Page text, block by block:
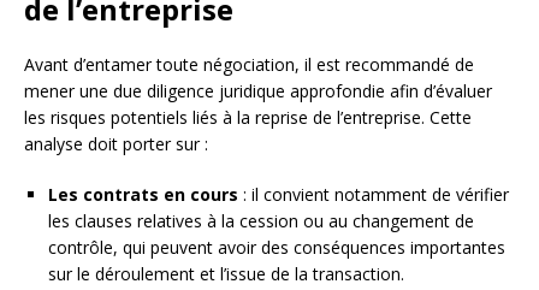
de l’entreprise
Avant d’entamer toute négociation, il est recommandé de
mener une due diligence juridique approfondie afin d’évaluer
les risques potentiels liés à la reprise de l’entreprise. Cette
analyse doit porter sur :
Les contrats en cours : il convient notamment de vérifier
les clauses relatives à la cession ou au changement de
contrôle, qui peuvent avoir des conséquences importantes
sur le déroulement et l’issue de la transaction.